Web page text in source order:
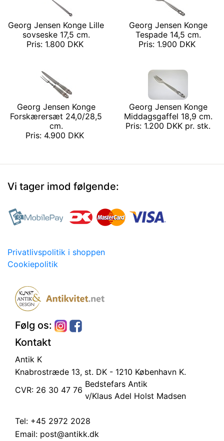
Georg Jensen Konge Lille
sovseske 17,5 cm.
Pris: 1.800 DKK
Georg Jensen Konge
Tespade 14,5 cm.
Pris: 1.900 DKK
Georg Jensen Konge
Forskærersæt 24,0/28,5
cm.
Pris: 4.900 DKK
Georg Jensen Konge
Middagsgaffel 18,9 cm.
Pris: 1.200 DKK pr. stk.
Vi tager imod følgende:
Privatlivspolitik i shoppen
Cookiepolitik
Følg os:
Kontakt
Antik K
Knabrostræde 13, st. DK - 1210 København K.
CVR: 26 30 47 76
Bedstefars Antik
v/Klaus Adel Holst Madsen
Tel: +45 2972 2028
Email: post@antikk.dk